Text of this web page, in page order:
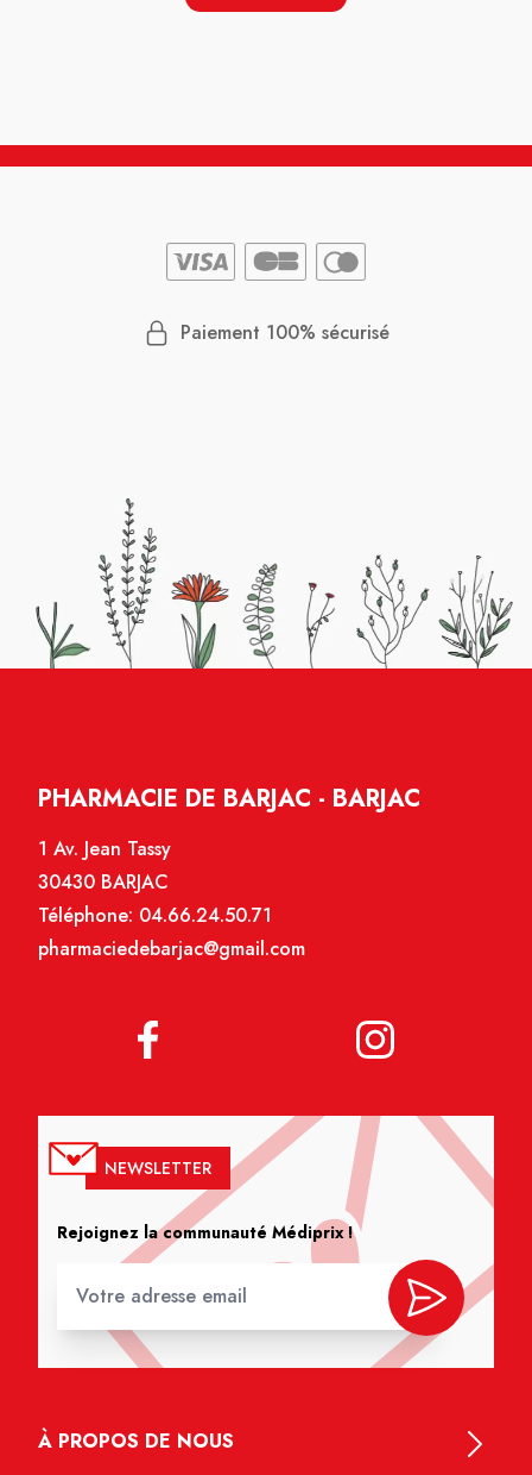
Paiement 100% sécurisé
PHARMACIE DE BARJAC - BARJAC
1 Av. Jean Tassy
30430 BARJAC
Téléphone: 04.66.24.50.71
pharmaciedebarjac@gmail.com
NEWSLETTER
Rejoignez la communauté Médiprix !
À PROPOS DE NOUS